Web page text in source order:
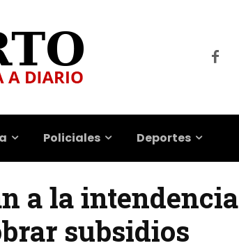
Policiales Deportes
a la intendencia
subsidios